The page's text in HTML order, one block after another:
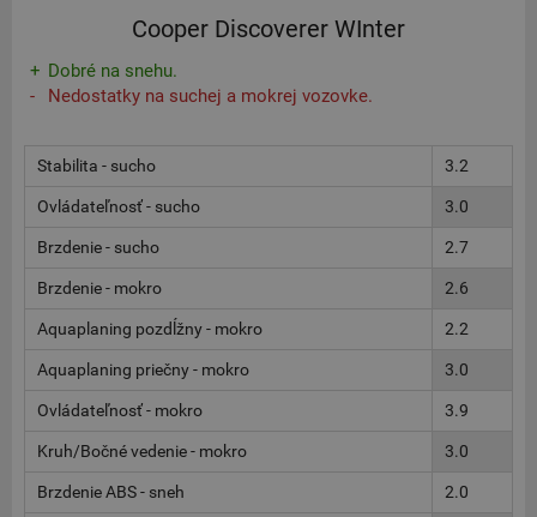
Cooper Discoverer WInter
Dobré na snehu.
Nedostatky na suchej a mokrej vozovke.
Stabilita - sucho 3.2
Ovládateľnosť - sucho 3.0
Brzdenie - sucho 2.7
Brzdenie - mokro 2.6
Aquaplaning pozdĺžny - mokro 2.2
Aquaplaning priečny - mokro 3.0
Ovládateľnosť - mokro 3.9
Kruh/Bočné vedenie - mokro 3.0
Brzdenie ABS - sneh 2.0